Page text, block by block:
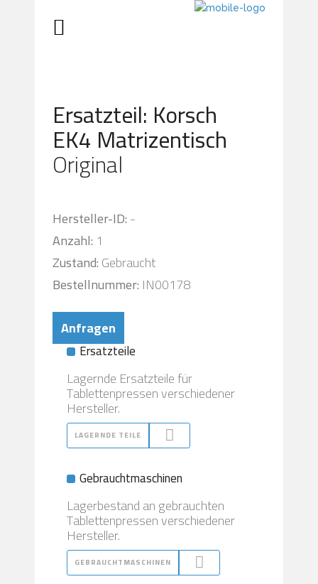
Ersatzteil: Korsch
EK4 Matrizentisch
Original
Hersteller-ID:-
Anzahl: 1
Zustand:Gebraucht
Bestellnummer: IN00178
Anfragen
Ersatzteile
Lagernde Ersatzteile für
Tablettenpressen verschiedener
Hersteller.
LAGERNDE TEILE
Gebrauchtmaschinen
Lagerbestand an gebrauchten
Tablettenpressen verschiedener
Hersteller.
GEBRAUCHTMASCHINEN